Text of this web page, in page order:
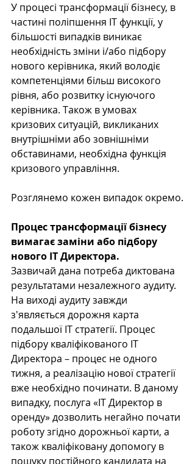
У процесі трансформації бізнесу, в
частині поліпшення IT функції, у
більшості випадків виникає
необхідність зміни і/або підбору
нового керівника, який володіє
компетенціями більш високого
рівня, або розвитку існуючого
керівника. Також в умовах
кризових ситуацій, викликаних
внутрішніми або зовнішніми
обставинами, необхідна функція
кризового управління.
Розглянемо кожен випадок окремо.
Процес трансформації бізнесу
вимагає заміни або підбору
нового IT Директора.
Зазвичай дана потреба диктована
результатами незалежного аудиту.
На виході аудиту завжди
з'являється дорожня карта
подальшої IT стратегії. Процес
підбору кваліфікованого IT
Директора – процес не одного
тижня, а реалізацію нової стратегії
вже необхідно починати. В даному
випадку, послуга «IT Директор в
оренду» дозволить негайно почати
роботу згідно дорожньої карти, а
також кваліфіковану допомогу в
пошуку постійного кандидата на